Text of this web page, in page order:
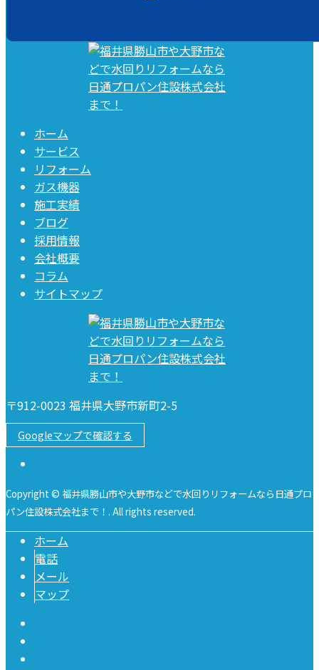
ホーム
サービス
リフォーム
ガス機器
施工実績
ブログ
採用情報
会社概要
コラム
サイトマップ
〒912-0023 福井県大野市新町2-5
Googleマップで確認する
Copyright © 福井県勝山市や大野市などで水回りリフォームなら日通プロ
パン住設株式会社まで！. All rights reserved.
ホーム
電話
メール
マップ